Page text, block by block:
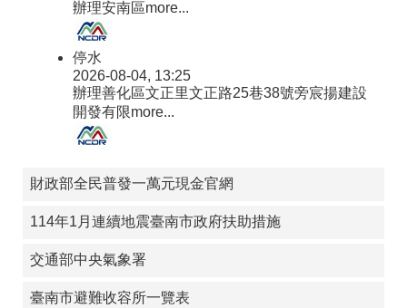
辦理安南區more...
停水
2026-08-04, 13:25
辦理善化區文正里文正路25巷38號旁宸揚建設
開發有限more...
財政部全民普發一萬元現金官網
114年1月連續地震臺南市政府扶助措施
交通部中央氣象署
臺南市避難收容所一覽表